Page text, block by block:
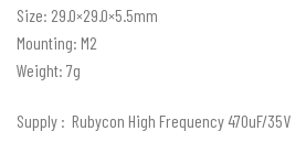
Size: 29.0×29.0×5.5mm
Mounting: M2
Weight: 7g
Supply : Rubycon High Frequency 470uF/35V